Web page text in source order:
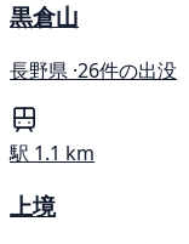
黒倉山
長野県 ·26件の出没
駅 1.1 km
上境